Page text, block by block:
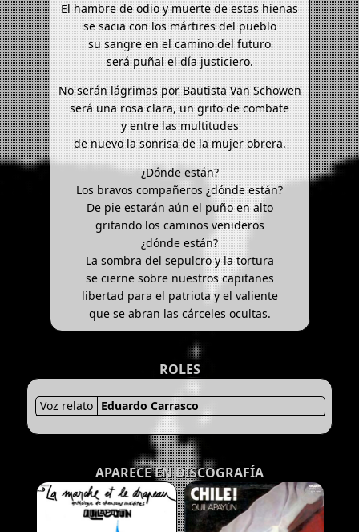
El hambre de odio y muerte de estas hienas
se sacia con los mártires del pueblo
su sangre en el camino del futuro
será puñal el día justiciero.
No serán lágrimas por Bautista Van Schowen
será una rosa clara, un grito de combate
y entre las multitudes
de nuevo la sonrisa de la mujer obrera.
¿Dónde están?
Los bravos compañeros ¿dónde están?
De pie estarán aún el puño en alto
gritando los caminos venideros
¿dónde están?
La sombra del sepulcro y la tortura
se cierne sobre nuestros capitanes
libertad para el patriota y el valiente
que se abran las cárceles ocultas.
ROLES
Voz relato Eduardo Carrasco
APARECE EN DISCOGRAFÍA